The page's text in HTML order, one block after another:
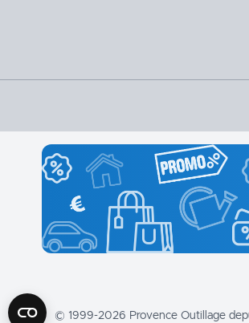
© 1999-2026 Provence Outillage